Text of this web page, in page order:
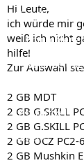
Aktuelles
Empfohlene
Neue
Leserartikel
Regeln
m
Hi Leute,
ich würde mir
weiß ich nicht
hilfe!
Zur Auswahl
2 GB MDT
2 GB G.SKILL
2 GB G.SKILL
2 GB OCZ
2 GB Mushkin